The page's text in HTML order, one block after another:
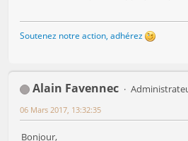
Soutenez notre action, adhérez
Alain Favennec
06 Mars 2017, 13:32:35
Bonjour,